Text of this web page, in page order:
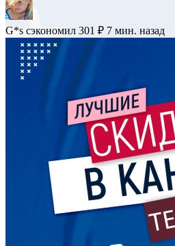
G*s сэкономил 301 ₽ 7 мин. назад